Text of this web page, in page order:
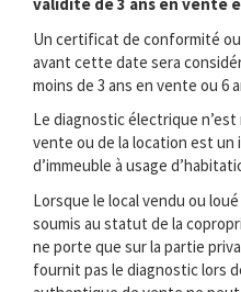
Un certificat de conformité
avant cette date sera
moins de 3 ans en vente ou 6
Le diagnostic électrique
vente ou de la location est un
d’immeuble à usage
Lorsque le local vendu ou
soumis au statut de la
ne porte que sur la partie
fournit pas le diagnostic lors